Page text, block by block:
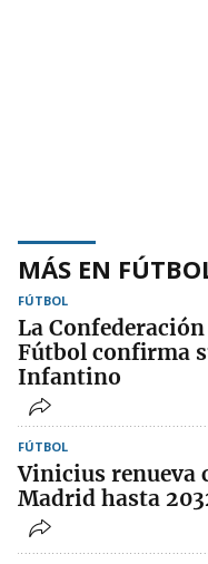
MÁS EN
FÚTBOL
La
Fútbol confirma
Infantino
FÚTBOL
Vinicius renueva
Madrid hasta